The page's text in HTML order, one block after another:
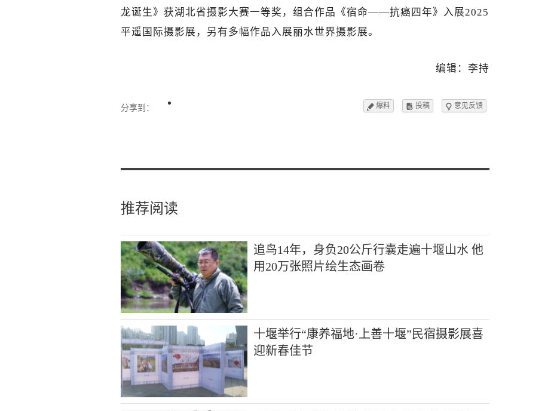
龙诞生》获湖北省摄影大赛一等奖，组合作品《宿命——抗癌四年》入展2025
平遥国际摄影展，另有多幅作品入展丽水世界摄影展。
编辑：李持
分享到： 爆料 投稿  意见反馈
推荐阅读
追鸟14年，身负20公斤行囊走遍十堰山水 他
用20万张照片绘生态画卷
十堰举行“康养福地·上善十堰”民宿摄影展喜
迎新春佳节